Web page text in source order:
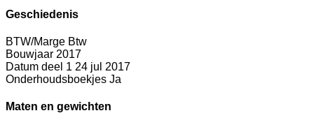
Geschiedenis
BTW/Marge Btw
Bouwjaar 2017
Datum deel 1 24 jul 2017
Onderhoudsboekjes Ja
Maten en gewichten